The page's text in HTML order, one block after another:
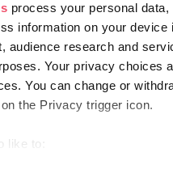
process your personal
information on your
audience research and
Your privacy choices
You can change or
the Privacy trigger icon.
like to:
접촉
Alkotás utca 19